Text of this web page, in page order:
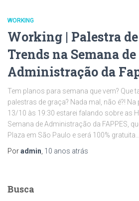
WORKING
Working | Palestra
Trends na Semana de
Administração da
Tem planos para semana que vem? Que
palestras de graça? Nada mal, não é?! Na
13/10 às 19:30 estarei falando sobre as
Semana de Administração da FAPPES,
Plaza em São Paulo e será 100% gratuita…
Poradmin 10 anos atrás
Busca